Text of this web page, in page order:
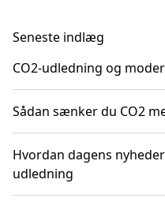
Seneste indlæg
CO2-udledning og
Sådan sænker du CO2
Hvordan dagens
udledning